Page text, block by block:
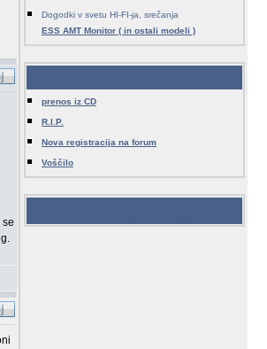
Dogodki v svetu HI-FI-ja, srečanja
ESS AMT Monitor ( in ostali modeli )
prenos iz CD
R.I.P.
Nova registracija na forum
Voščilo